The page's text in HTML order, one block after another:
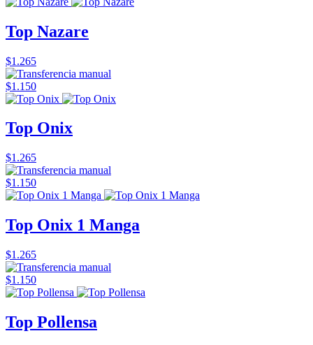
Top Nazare
$1.265
$1.150
Top Onix
$1.265
$1.150
Top Onix 1 Manga
$1.265
$1.150
Top Pollensa